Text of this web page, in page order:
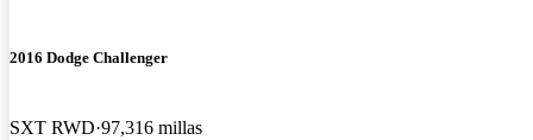
2016 Dodge Challenger
SXT RWD 97,316 millas